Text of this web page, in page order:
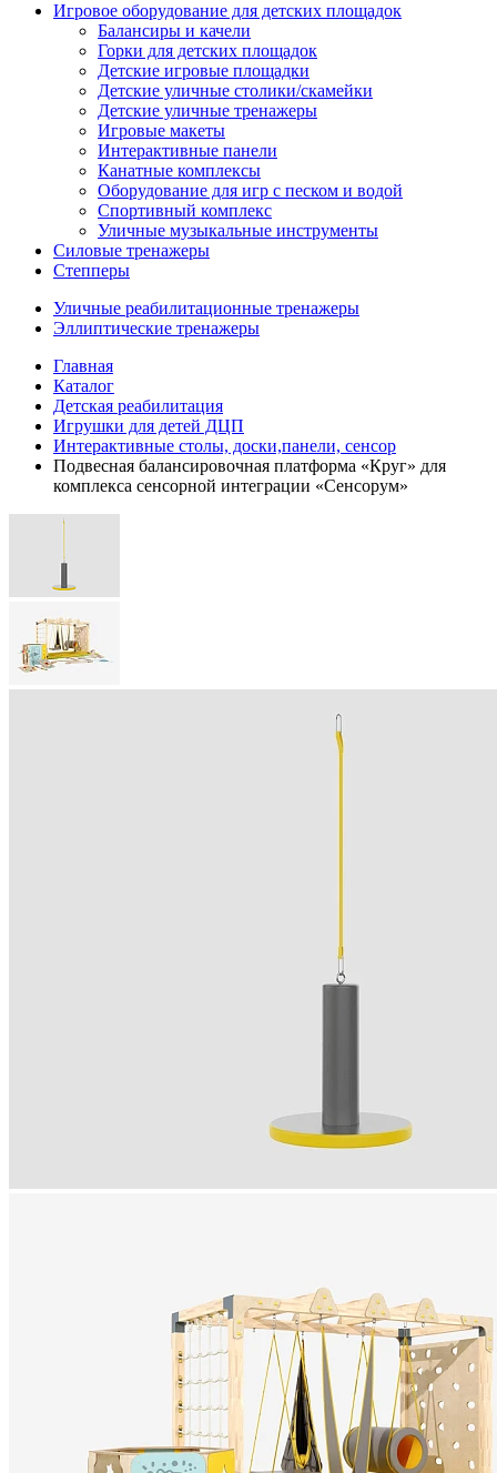
Игровое оборудование для детских площадок
Балансиры и качели
Горки для детских площадок
Детские игровые площадки
Детские уличные столики/скамейки
Детские уличные тренажеры
Игровые макеты
Интерактивные панели
Канатные комплексы
Оборудование для игр с песком и водой
Спортивный комплекс
Уличные музыкальные инструменты
Силовые тренажеры
Степперы
Уличные реабилитационные тренажеры
Эллиптические тренажеры
Главная
Каталог
Детская реабилитация
Игрушки для детей ДЦП
Интерактивные столы, доски,панели, сенсор
Подвесная балансировочная платформа «Круг» для
комплекса сенсорной интеграции «Сенсорум»